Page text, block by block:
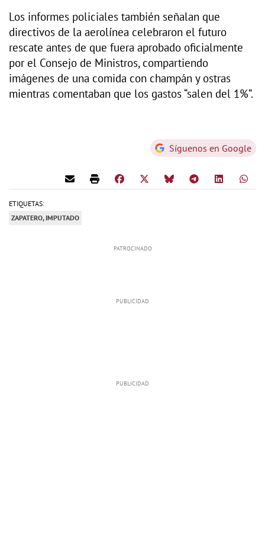
Los informes policiales también señalan que
directivos de la aerolínea celebraron el futuro
rescate antes de que fuera aprobado oficialmente
por el Consejo de Ministros, compartiendo
imágenes de una comida con champán y ostras
mientras comentaban que los gastos “salen del 1%”.
Síguenos en Google
ETIQUETAS:
ZAPATERO, IMPUTADO